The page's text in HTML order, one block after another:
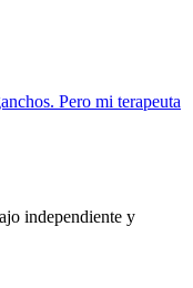
Pero mi terapeuta
independiente y